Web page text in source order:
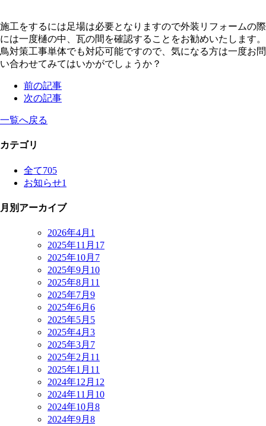
施工をするには足場は必要となりますので外装リフォームの際
には一度樋の中、瓦の間を確認することをお勧めいたします。
鳥対策工事単体でも対応可能ですので、気になる方は一度お問
い合わせてみてはいかがでしょうか？
前の記事
次の記事
一覧へ戻る
カテゴリ
全て705
お知らせ1
月別アーカイブ
2026年4月 1
2025年11月 17
2025年10月 7
2025年9月 10
2025年8月 11
2025年7月 9
2025年6月 6
2025年5月 5
2025年4月 3
2025年3月 7
2025年2月 11
2025年1月 11
2024年12月 12
2024年11月 10
2024年10月 8
2024年9月 8